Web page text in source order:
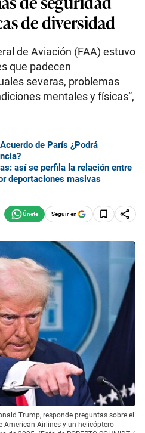
de diversidad
de Aviación (FAA) estuvo
que padecen
severas, problemas
mentales y físicas”,
de París ¿Podrá
así se perfila la relación entre
deportaciones masivas
Seguir en
Trump, responde preguntas sobre el
American Airlines y un helicóptero